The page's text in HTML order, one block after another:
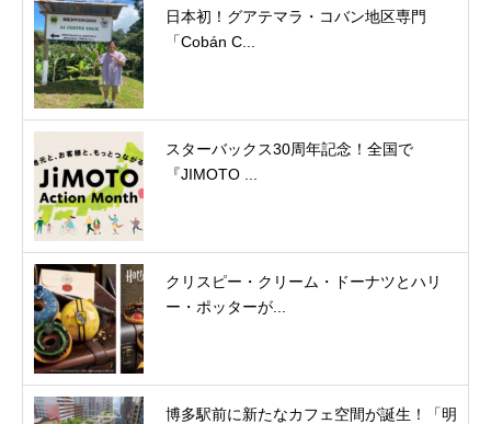
日本初！グアテマラ・コバン地区専門
「Cobán C...
スターバックス30周年記念！全国で
『JIMOTO ...
クリスピー・クリーム・ドーナツとハリ
ー・ポッターが...
博多駅前に新たなカフェ空間が誕生！「明